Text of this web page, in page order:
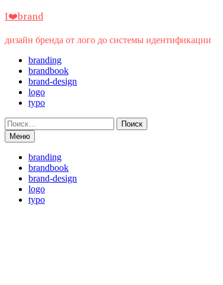
Перейти
содержимому
I❤️brand
дизайн бренда от лого до системы идентификации
branding
brandbook
brand-design
logo
typo
Найти:
Меню
branding
brandbook
brand-design
logo
typo